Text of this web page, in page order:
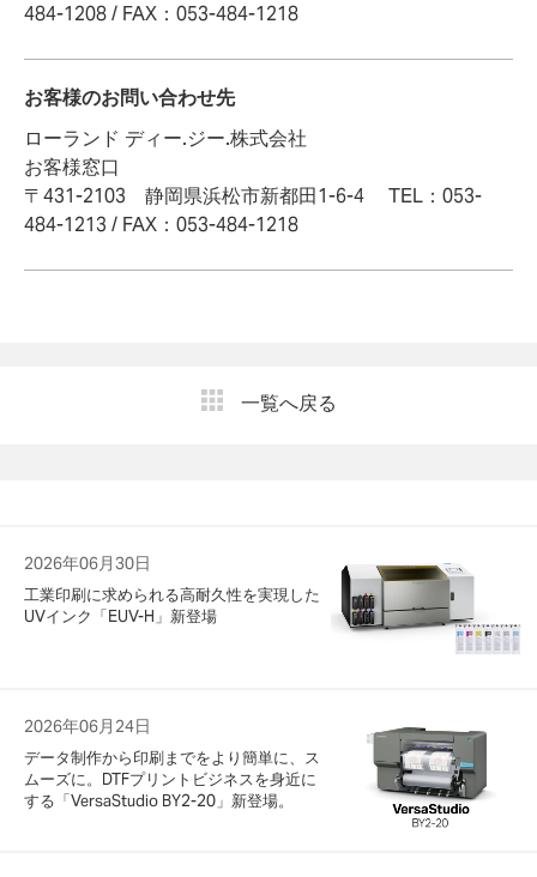
484-1208 / FAX：053-484-1218
お客様のお問い合わせ先
ローランド ディー.ジー.株式会社
お客様窓口
〒431-2103 静岡県浜松市新都田1-6-4 TEL：053-
484-1213 / FAX：053-484-1218
一覧へ戻る
2026年06月30日
工業印刷に求められる高耐久性を実現した
UVインク「EUV-H」新登場
2026年06月24日
データ制作から印刷までをより簡単に、ス
ムーズに。DTFプリントビジネスを身近に
する「VersaStudio BY2-20」新登場。